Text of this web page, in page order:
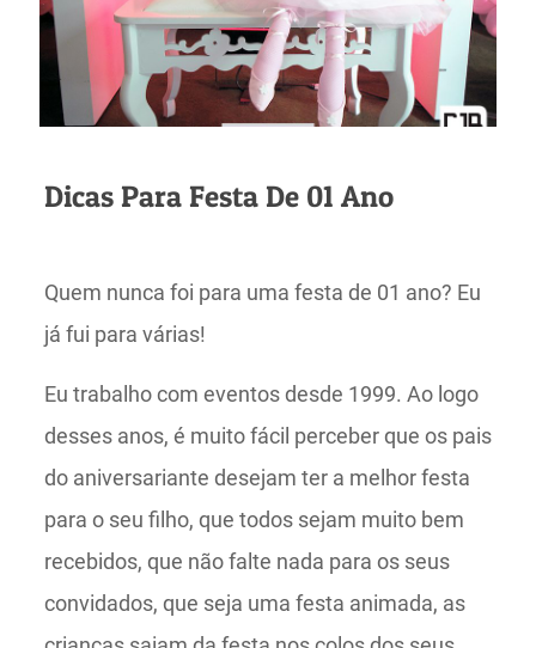
Dicas Para Festa De 01 Ano
Quem nunca foi para uma festa de 01 ano? Eu
já fui para várias!
Eu trabalho com eventos desde 1999. Ao logo
desses anos, é muito fácil perceber que os pais
do aniversariante desejam ter a melhor festa
para o seu filho, que todos sejam muito bem
recebidos, que não falte nada para os seus
convidados, que seja uma festa animada, as